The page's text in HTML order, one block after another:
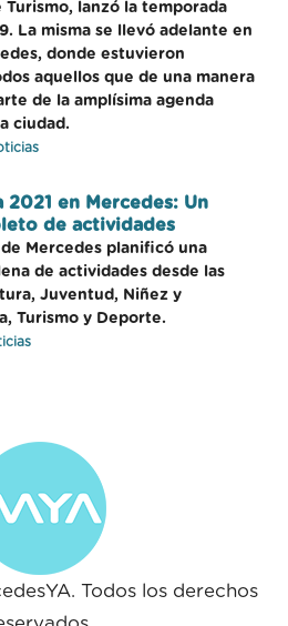
Turismo, lanzó la temporada
La misma se llevó adelante en
donde estuvieron
aquellos que de una manera
de la amplísima agenda
ciudad.
2021 en Mercedes: Un
de actividades
Mercedes planificó una
de actividades desde las
Juventud, Niñez y
Turismo y Deporte.
Todos los derechos